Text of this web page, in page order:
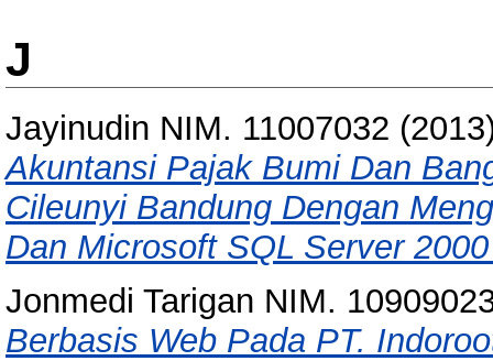
J
Jayinudin NIM. 11007032
Akuntansi Pajak Bumi Dan
Cileunyi Bandung Dengan
Dan Microsoft SQL Server
Jonmedi Tarigan NIM.
Berbasis Web Pada PT.